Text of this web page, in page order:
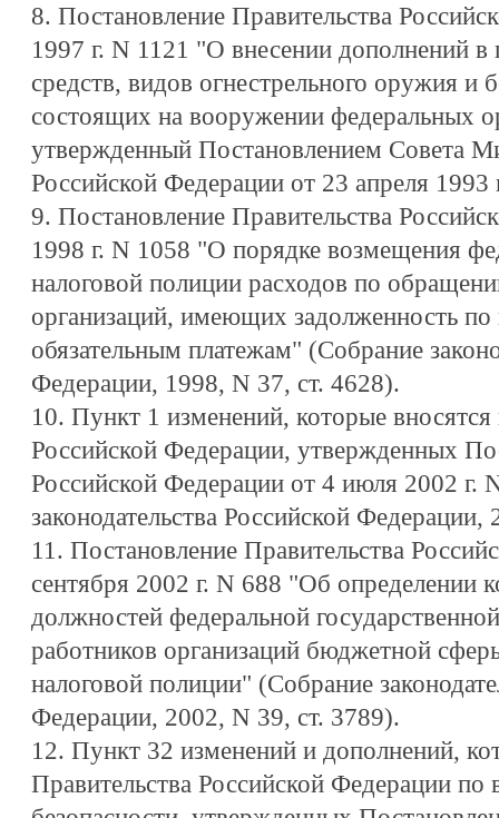
8. Постановление Правительства
1997 г. N 1121 "О внесении дополнений в
средств, видов огнестрельного оружия и
состоящих на вооружении федеральных
утвержденный Постановлением Совета
Российской Федерации от 23 апреля 1993
9. Постановление Правительства
1998 г. N 1058 "О порядке возмещения
налоговой полиции расходов по
организаций, имеющих задолженность
обязательным платежам" (Собрание
Федерации, 1998, N 37, ст. 4628).
10. Пункт 1 изменений, которые
Российской Федерации, утвержденных
Российской Федерации от 4 июля 2002 г.
законодательства Российской
11. Постановление Правительства
сентября 2002 г. N 688 "Об определении
должностей федеральной
работников организаций бюджетной
налоговой полиции" (Собрание
Федерации, 2002, N 39, ст. 3789).
12. Пункт 32 изменений и дополнений,
Правительства Российской Федерации